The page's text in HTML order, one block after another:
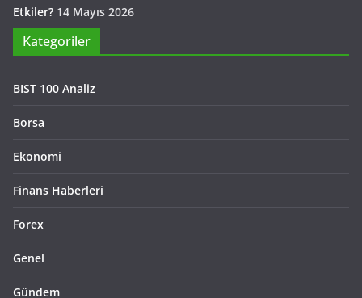
Etkiler? 14 Mayıs 2026
Kategoriler
BIST 100 Analiz
Borsa
Ekonomi
Finans Haberleri
Forex
Genel
Gündem